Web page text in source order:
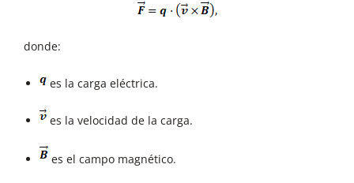
donde:
es la carga eléctrica.
es la velocidad de la carga.
es el campo magnético.